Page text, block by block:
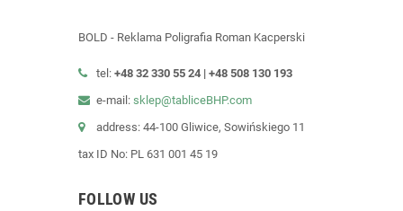
BOLD - Reklama Poligrafia Roman Kacperski
tel: +48 32 330 55 24 | +48 508 130 193
e-mail: sklep@tabliceBHP.com
address: 44-100 Gliwice, Sowińskiego 11
tax ID No: PL 631 001 45 19
FOLLOW US